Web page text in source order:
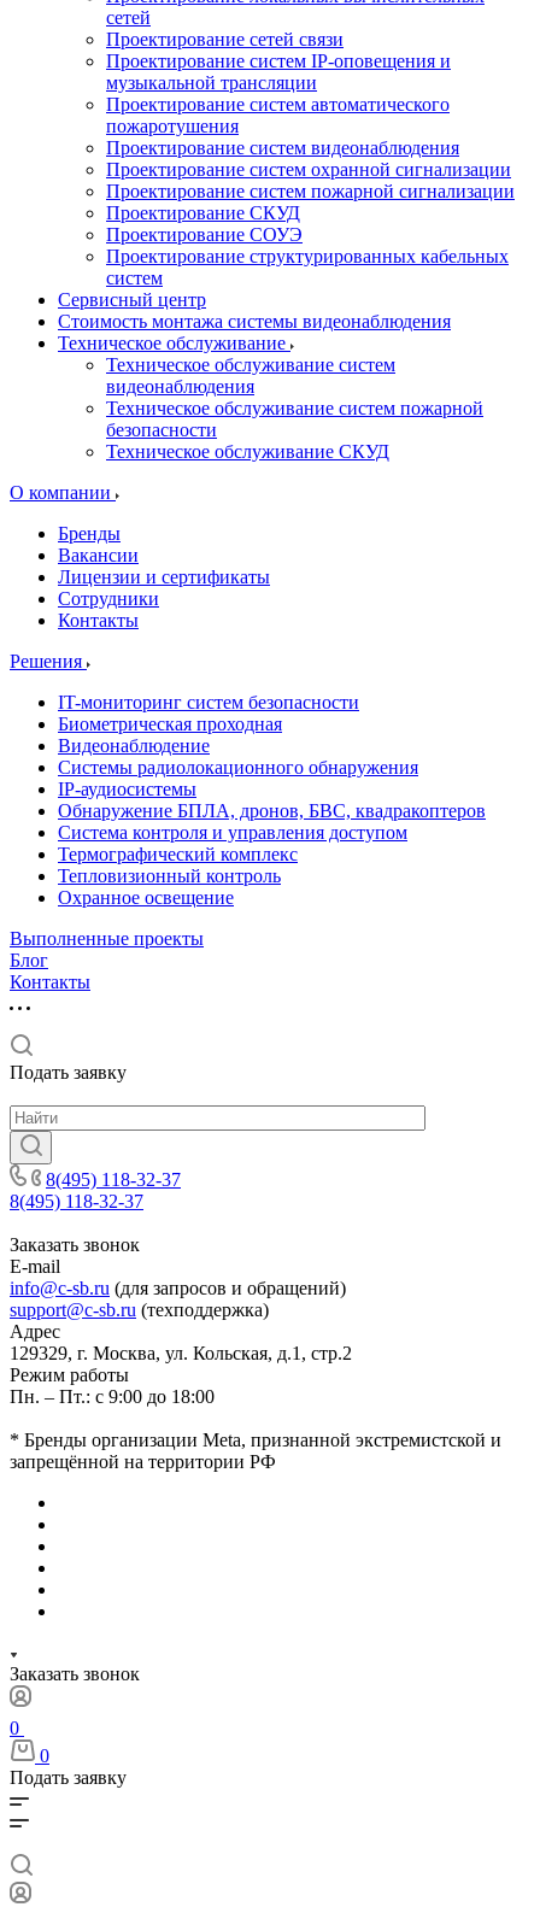
сетей
Проектирование сетей связи
Проектирование систем IP-оповещения и
музыкальной трансляции
Проектирование систем автоматического
пожаротушения
Проектирование систем видеонаблюдения
Проектирование систем охранной сигнализации
Проектирование систем пожарной сигнализации
Проектирование СКУД
Проектирование СОУЭ
Проектирование структурированных кабельных
систем
Сервисный центр
Стоимость монтажа системы видеонаблюдения
Техническое обслуживание
Техническое обслуживание систем
видеонаблюдения
Техническое обслуживание систем пожарной
безопасности
Техническое обслуживание СКУД
О компании
Бренды
Вакансии
Лицензии и сертификаты
Сотрудники
Контакты
Решения
IT-мониторинг систем безопасности
Биометрическая проходная
Видеонаблюдение
Системы радиолокационного обнаружения
IP-аудиосистемы
Обнаружение БПЛА, дронов, БВС, квадракоптеров
Система контроля и управления доступом
Термографический комплекс
Тепловизионный контроль
Охранное освещение
Выполненные проекты
Блог
Контакты
Подать заявку
8(495) 118-32-37
8(495) 118-32-37
Заказать звонок
E-mail
info@c-sb.ru (для запросов и обращений)
support@c-sb.ru (техподдержка)
Адрес
129329, г. Москва, ул. Кольская, д.1, стр.2
Режим работы
Пн. – Пт.: с 9:00 до 18:00
* Бренды организации Meta, признанной экстремистской и
запрещённой на территории РФ
Заказать звонок
0
0
Подать заявку